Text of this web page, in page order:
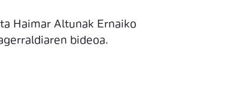
Haimar Altunak Ernaiko
bideoa.